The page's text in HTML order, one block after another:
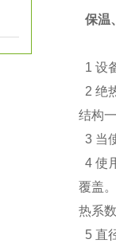
保温
1 设
2 绝
结构
3 当
4 使
覆盖
热系
5 直